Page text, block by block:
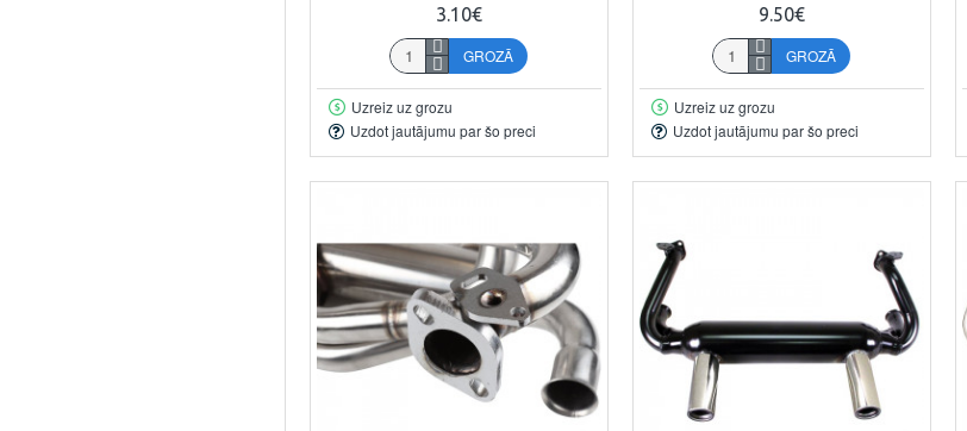
3.10€
GROZĀ
Uzreiz uz grozu
Uzdot jautājumu par šo preci
9.50€
GROZĀ
Uzreiz uz grozu
Uzdot jautājumu par šo preci